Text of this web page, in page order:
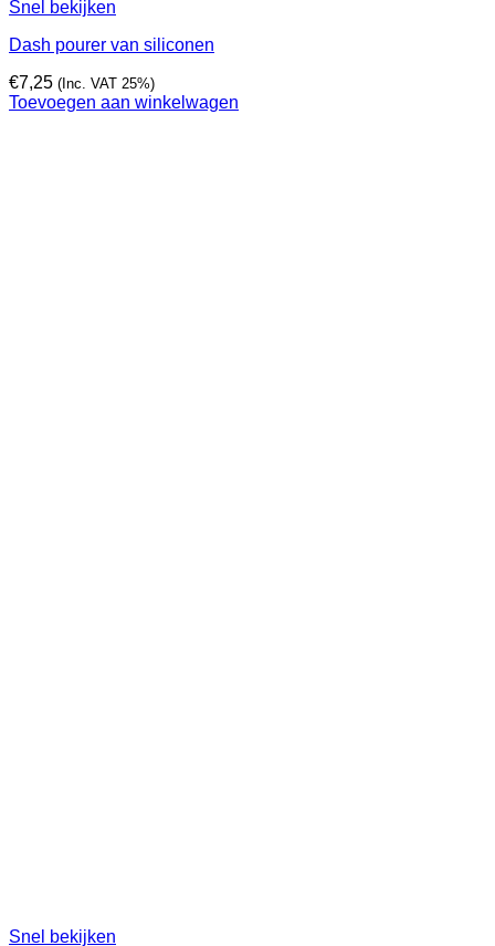
Snel bekijken
Dash pourer van siliconen
€7,25 (Inc. VAT 25%)
Toevoegen aan winkelwagen
Snel bekijken